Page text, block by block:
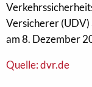
Versicherer
am 8. Dezember
Quelle: dvr.de